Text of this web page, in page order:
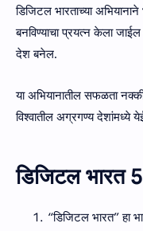
डिजिटल भारताच्या
बनविण्याचा प्रयत्न केला जाईल
देश बनेल.
या अभियानातील सफळता
विश्वातील अग्रगण्य देशांमध्ये
डिजिटल भारत
“डिजिटल भारत” हा